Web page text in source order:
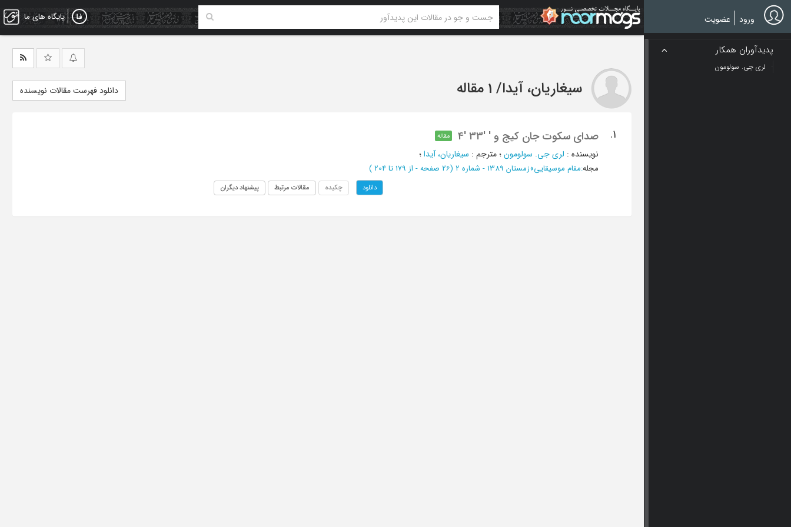
Skip
to
main
پایگاه های ما ورود عضویت
پدیدآوران همکار
لری جی. سولومون
سیغاریان، آیدا/ 1 مقاله دانلود فهرست مقالات نویسنده
1. صدای سکوت جان کیج و ' '33 '4 مقاله
نویسنده : لری جی. سولومون؛مترجم : سیغاریان، آیدا؛
مجله:مقام موسیقایی»زمستان 1389 - شماره 2 (‎26 صفحه - از 179 تا 204 )
دانلود چکیده مقالات مرتبط پیشنهاد دیگران